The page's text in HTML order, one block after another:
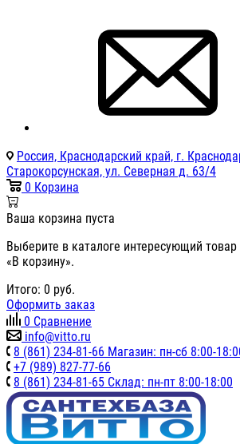
Россия, Краснодарский край, г.
Старокорсунская, ул. Северная д. 63/4
0 Корзина
Ваша корзина пуста
Выберите в каталоге интересующий
«В корзину».
Итого: 0 руб.
Оформить заказ
0 Сравнение
info@vitto.ru
8 (861) 234-81-66 Магазин: пн-сб 8:00-
+7 (989) 827-77-66
8 (861) 234-81-65 Склад: пн-пт 8:00-18:00